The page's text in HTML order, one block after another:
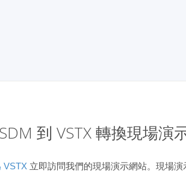
到 VSTX 轉換現場演
VSTX 立即訪問我們的現場演示網站。現場演